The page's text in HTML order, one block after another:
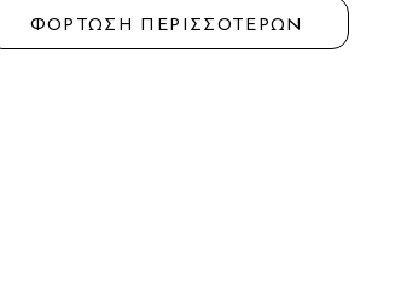
ΦΟΡΤΩΣΗ ΠΕΡΙΣΣΟΤΕΡΩΝ